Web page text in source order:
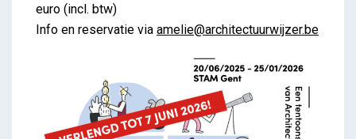
euro (incl. btw)
Info en reservatie via amelie@architectuurwijzer.be